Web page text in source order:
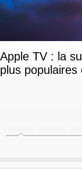
Apple TV : la
plus populaires